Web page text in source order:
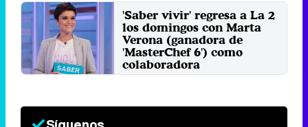
'Saber vivir' regresa a La 2
los domingos con Marta
Verona (ganadora de
'MasterChef 6') como
colaboradora
Jueves 28 Febrero 2019 14:17